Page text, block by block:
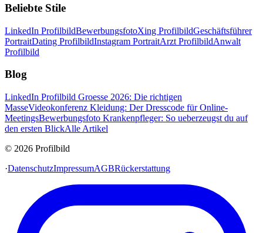
Beliebte Stile
LinkedIn ProfilbildBewerbungsfotoXing ProfilbildGeschäftsführer
PortraitDating ProfilbildInstagram PortraitArzt ProfilbildAnwalt
Profilbild
Blog
LinkedIn Profilbild Groesse 2026: Die richtigen
MasseVideokonferenz Kleidung: Der Dresscode für Online-
MeetingsBewerbungsfoto Krankenpfleger: So ueberzeugst du auf
den ersten BlickAlle Artikel
© 2026 Profilbild
·DatenschutzImpressumAGBRückerstattung